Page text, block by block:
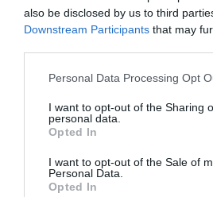
also be disclosed by us to third
Downstream Participants that may
Personal Data Processing Opt
I want to opt-out of the Sharing
personal data.
Opted In
I want to opt-out of the Sale of
Personal Data.
Opted In
efficaces. En revanche, il faut
l’air libre dans un sac plastique,
passer par la congélation.
Pourquoi les Français
la pénurie explosive